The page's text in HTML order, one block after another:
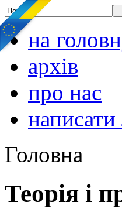
на
архів
про нас
написати
Головна
Теорія і